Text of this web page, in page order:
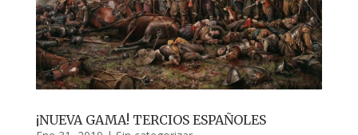
¡NUEVA GAMA! TERCIOS ESPAÑOLES